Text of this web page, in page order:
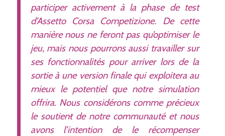
participer activement à la phase de test
d’Assetto Corsa Competizione. De cette
manière nous ne feront pas qu’optimiser le
jeu, mais nous pourrons aussi travailler sur
ses fonctionnalités pour arriver lors de la
sortie à une version finale qui exploitera au
mieux le potentiel que notre simulation
offrira. Nous considérons comme précieux
le soutientde notre communauté et nous
avons l’intention de le récompenser